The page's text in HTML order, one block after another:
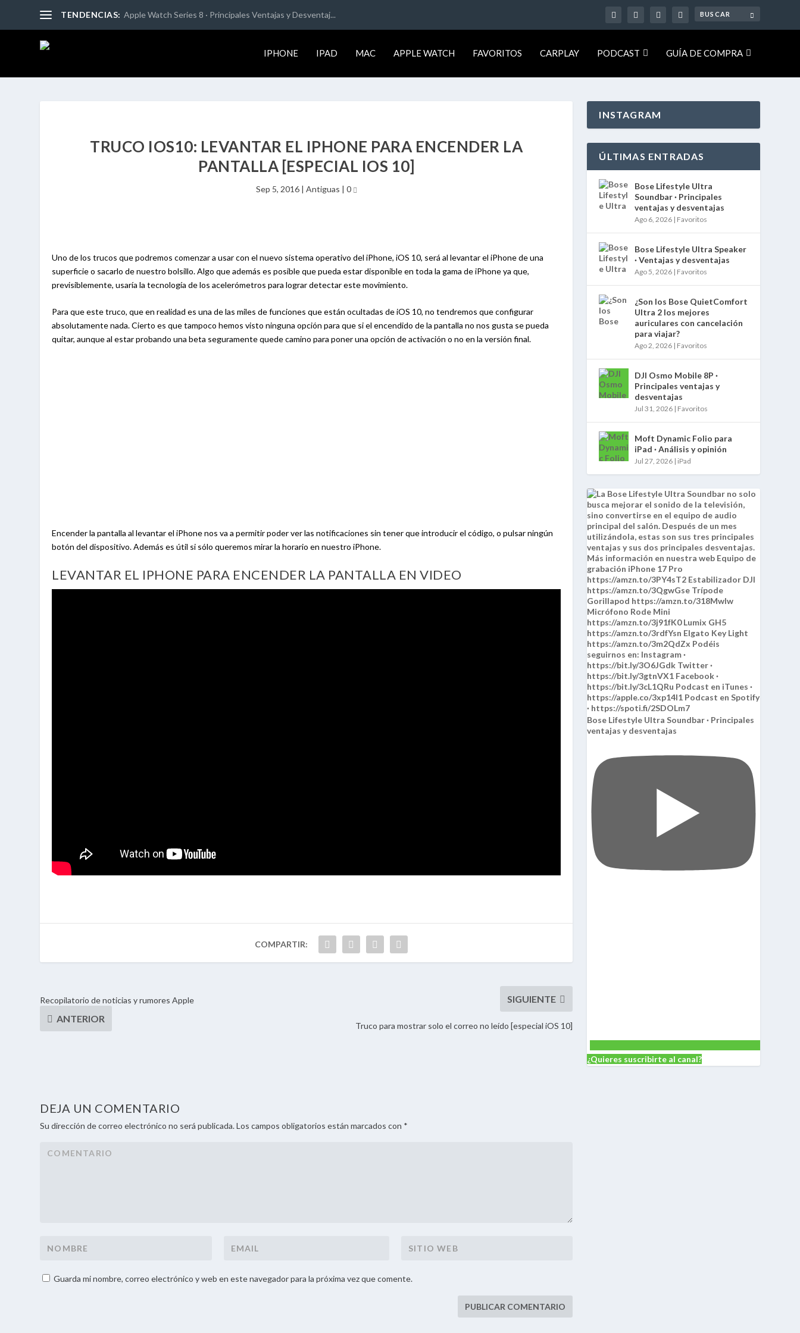
TENDENCIAS: Apple Watch Series 8 · Principales Ventajas y Desventaj...
IPHONE IPAD MAC APPLE WATCH FAVORITOS CARPLAY PODCAST GUÍA DE COMPRA
TRUCO IOS10: LEVANTAR EL IPHONE PARA ENCENDER LA
PANTALLA [ESPECIAL IOS 10]
Sep 5, 2016| Antiguas | 0
Uno de los trucos que podremos comenzar a usar con el nuevo sistema operativo del iPhone, iOS 10, será al levantar el iPhone de una
superficie o sacarlo de nuestro bolsillo. Algo que además es posible que pueda estar disponible en toda la gama de iPhone ya que,
previsiblemente, usaría la tecnología de los acelerómetros para lograr detectar este movimiento.
Para que este truco, que en realidad es una de las miles de funciones que están ocultadas de iOS 10, no tendremos que configurar
absolutamente nada. Cierto es que tampoco hemos visto ninguna opción para que si el encendido de la pantalla no nos gusta se pueda
quitar, aunque al estar probando una beta seguramente quede camino para poner una opción de activación o no en la versión final.
Encender la pantalla al levantar el iPhone nos va a permitir poder ver las notificaciones sin tener que introducir el código, o pulsar ningún
botón del dispositivo. Además es útil si sólo queremos mirar la horario en nuestro iPhone.
LEVANTAR EL IPHONE PARA ENCENDER LA PANTALLA EN VIDEO
Recopilatorio de noticias y rumores Apple
Truco para mostrar solo el correo no leído [especial iOS 10]
DEJA UN COMENTARIO
Su dirección de correo electrónico no será publicada. Los campos obligatorios están marcados con *
Guarda mi nombre, correo electrónico y web en este navegador para la próxima vez que comente.
INSTAGRAM
ÚLTIMAS ENTRADAS
Bose Lifestyle Ultra
Soundbar · Principales
ventajas y desventajas
Ago 6, 2026 | Favoritos
Bose Lifestyle Ultra Speaker
· Ventajas y desventajas
Ago 5, 2026 | Favoritos
¿Son los Bose QuietComfort
Ultra 2 los mejores
auriculares con cancelación
para viajar?
Ago 2, 2026 | Favoritos
DJI Osmo Mobile 8P ·
Principales ventajas y
desventajas
Jul 31, 2026 | Favoritos
Moft Dynamic Folio para
iPad · Análisis y opinión
Jul 27, 2026 | iPad
Bose Lifestyle Ultra Soundbar · Principales
ventajas y desventajas
¿Quieres suscribirte al canal?